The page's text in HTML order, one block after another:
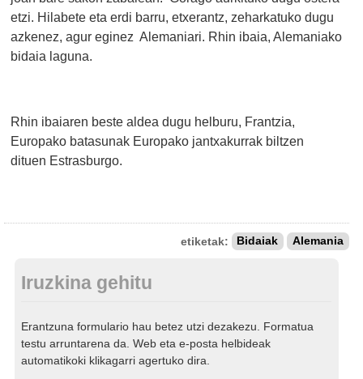
etzi. Hilabete eta erdi barru, etxerantz, zeharkatuko dugu
azkenez, agur eginez Alemaniari. Rhin ibaia, Alemaniako
bidaia laguna.
Rhin ibaiaren beste aldea dugu helburu, Frantzia,
Europako batasunak Europako jantxakurrak biltzen
dituen Estrasburgo.
etiketak: Bidaiak Alemania
Iruzkina gehitu
Erantzuna formulario hau betez utzi dezakezu. Formatua
testu arruntarena da. Web eta e-posta helbideak
automatikoki klikagarri agertuko dira.